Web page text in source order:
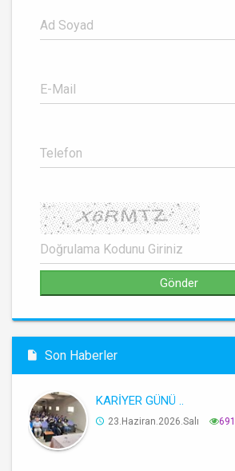
Son Haberler
KARİYER GÜNÜ ..
23.Haziran.2026.Salı 691